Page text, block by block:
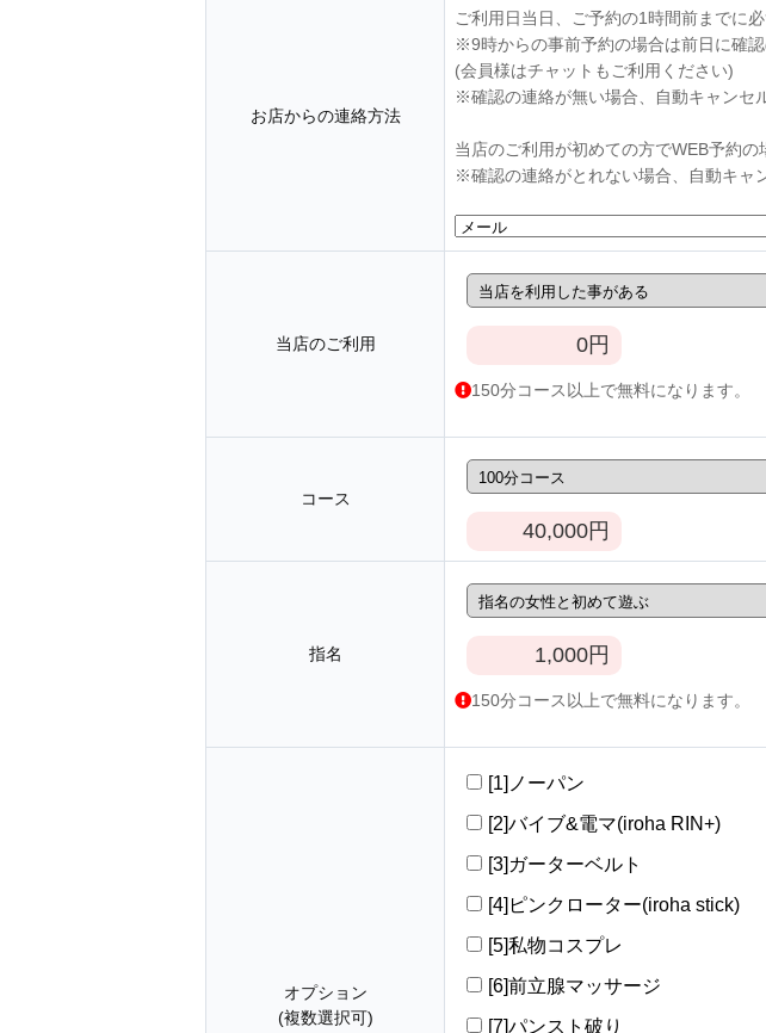
お店からの連絡方法
ご利用日当日、ご予約の1時間前までに
※9時からの事前予約の場合は前日に確認
(会員様はチャットもご利用ください)
※確認の連絡が無い場合、自動キャンセ
当店のご利用が初めての方でWEB予約
※確認の連絡がとれない場合、自動キャ
当店のご利用 0円
150分コース以上で無料になります。
コース
40,000円
指名 1,000円
150分コース以上で無料になります。
オプション
(複数選択可)
[1]ノーパン
[2]バイブ&電マ(iroha RIN+)
[3]ガーターベルト
[4]ピンクローター(iroha stick)
[5]私物コスプレ
[6]前立腺マッサージ
[7]パンスト破り